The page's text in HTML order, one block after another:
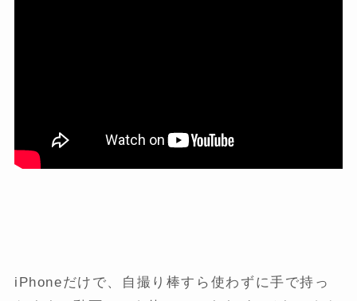
iPhoneだけで、自撮り棒すら使わずに手で持っ